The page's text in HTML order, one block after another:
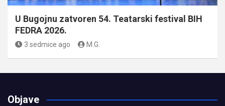
U Bugojnu zatvoren 54. Teatarski festival BIH
FEDRA 2026.
3 sedmice ago M.G.
Objave